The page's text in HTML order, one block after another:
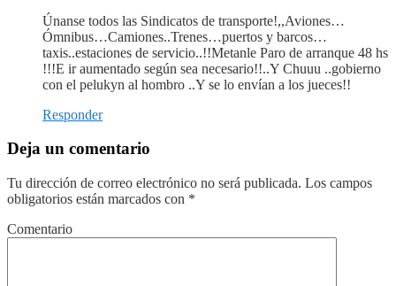
Únanse todos las Sindicatos de transporte!,,Aviones…
Ómnibus…Camiones..Trenes…puertos y barcos…
taxis..estaciones de servicio..!!Metanle Paro de arranque 48 hs
!!!E ir aumentado según sea necesario!!..Y Chuuu ..gobierno
con el pelukyn al hombro ..Y se lo envían a los jueces!!
Responder
Deja un comentario
Tu dirección de correo electrónico no será publicada. Los campos
obligatorios están marcados con *
Comentario